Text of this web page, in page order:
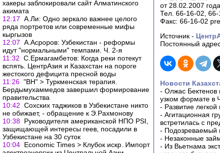
хакеры заблокировали сайт Алматинского
акимата
12:17 А.Ли: Одно зеркало важнее целого
ряда портретов или современные мифы
кыргызов
12:07 А.Асроров: Узбекистан - реформы
идут "нормальными" темпами. Ч. 2-я
11:32 С.Ермагамбетов: Когда реки потекут
вспять. ЦентрАзия и Казахстан на пороге
жестокого дефицита пресной воды
11:26 "ВН" > Туркменская терапия.
Бердымухаммедов завершил формирование
правительства
10:42 Сохских таджиков в Узбекистане никто
не обижает, - обращение к Э.Рахмонову
10:38 Руководителя американской НПО PSI,
защищающей интересы геев, посадили в
Узбекистане на 30 суток
10:04 Economic Times > Клубок искр. Импорт
от 28.02.2007
Тел. 66-16-02,
Факс: 66-16-02
Источник -
Постоянный
Новости
- Олжас Бектенов
узком формате в
- Развитие
- Агитационная
встретилась с
- Подозреваемый
- Незаконные
- Из Вьетнама